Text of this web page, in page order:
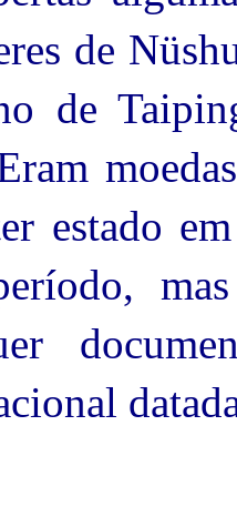
de
de
estado